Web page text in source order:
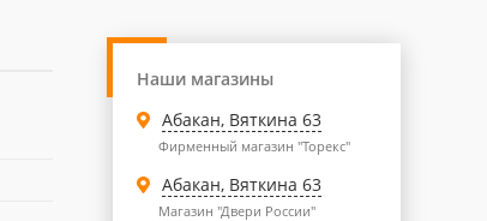
Наши магазины
Абакан, Вяткина 63
Фирменный магазин "Торекс"
Абакан, Вяткина 63
Магазин "Двери России"